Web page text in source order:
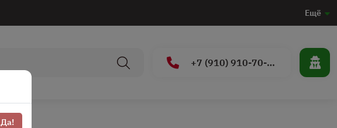
Ещё
+7 (910) 910-70-15
Да!